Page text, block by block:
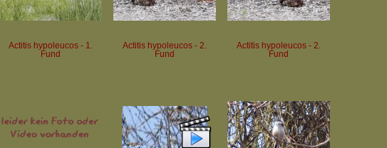
Actitis hypoleucos - 1.
Fund
Actitis hypoleucos - 2.
Fund
Actitis hypoleucos - 2.
Fund